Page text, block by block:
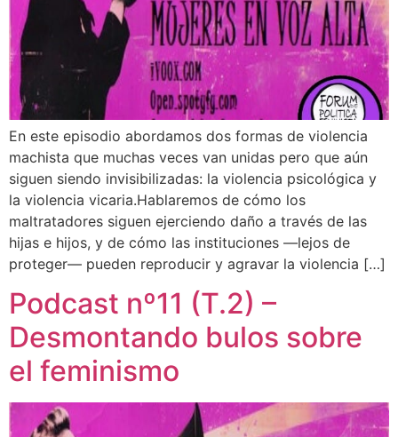
En este episodio abordamos dos formas de violencia
machista que muchas veces van unidas pero que aún
siguen siendo invisibilizadas: la violencia psicológica y
la violencia vicaria.Hablaremos de cómo los
maltratadores siguen ejerciendo daño a través de las
hijas e hijos, y de cómo las instituciones —lejos de
proteger— pueden reproducir y agravar la violencia […]
Podcast nº11 (T.2) –
Desmontando bulos sobre
el feminismo